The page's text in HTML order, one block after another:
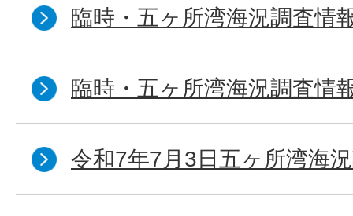
臨時・五ヶ所湾海況調査情
臨時・五ヶ所湾海況調査情
令和7年7月3日五ヶ所湾海